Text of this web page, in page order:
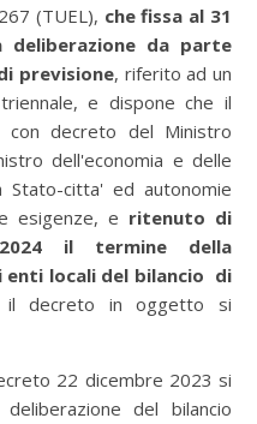
(TUEL), che fissa al 31
da parte
previsione, riferito ad un
e dispone che il
decreto del Ministro
dell'economia e delle
Stato-citta' ed autonomie
esigenze, e ritenuto di
il termine della
enti locali del bilancio di
il decreto in oggetto si
22 dicembre 2023 si
del bilancio